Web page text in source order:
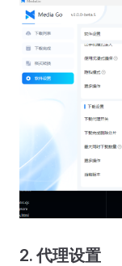
2. 代理设置